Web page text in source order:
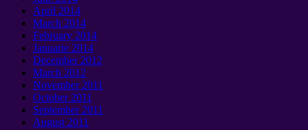
April 2014
March 2014
February 2014
Januarie 2014
December2012
March 2012
November2011
October2011
September 2011
August 2011